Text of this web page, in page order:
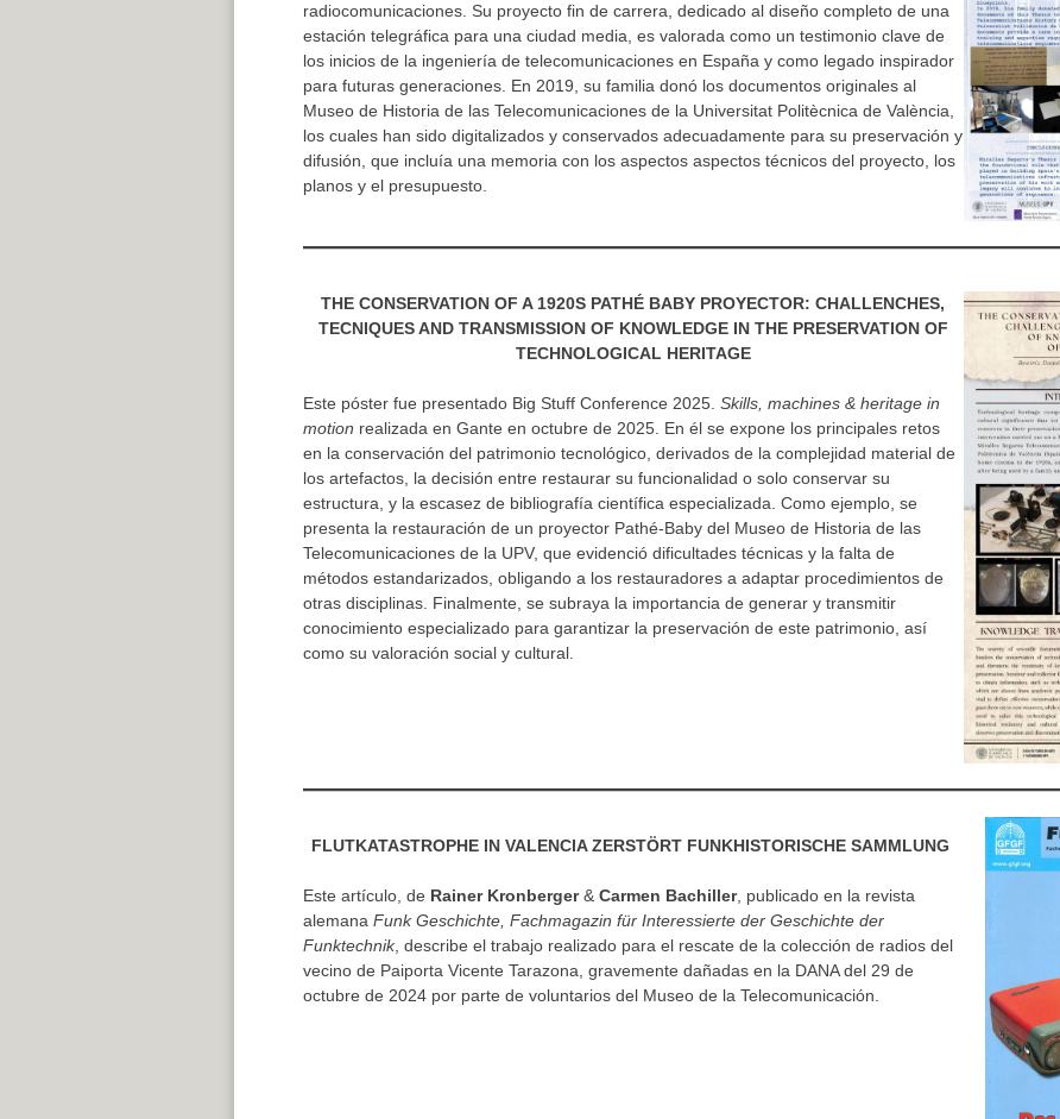
radiocomunicaciones. Su proyecto fin de carrera, dedicado al diseño completo de una
estación telegráfica para una ciudad media, es valorada como un testimonio clave de
los inicios de la ingeniería de telecomunicaciones en España y como legado inspirador
para futuras generaciones. En 2019, su familia donó los documentos originales al
Museo de Historia de las Telecomunicaciones de la Universitat Politècnica de València,
los cuales han sido digitalizados y conservados adecuadamente para su preservación y
difusión, que incluía una memoria con los aspectos aspectos técnicos del proyecto, los
planos y el presupuesto.
THE CONSERVATION OF A 1920S PATHÉ BABY PROYECTOR: CHALLENCHES,
TECNIQUES AND TRANSMISSION OF KNOWLEDGE IN THE PRESERVATION OF
TECHNOLOGICAL HERITAGE
Este póster fue presentado Big Stuff Conference 2025. Skills, machines & heritage in
motion realizada en Gante en octubre de 2025. En él se expone los principales retos
en la conservación del patrimonio tecnológico, derivados de la complejidad material de
los artefactos, la decisión entre restaurar su funcionalidad o solo conservar su
estructura, y la escasez de bibliografía científica especializada. Como ejemplo, se
presenta la restauración de un proyector Pathé-Baby del Museo de Historia de las
Telecomunicaciones de la UPV, que evidenció dificultades técnicas y la falta de
métodos estandarizados, obligando a los restauradores a adaptar procedimientos de
otras disciplinas. Finalmente, se subraya la importancia de generar y transmitir
conocimiento especializado para garantizar la preservación de este patrimonio, así
como su valoración social y cultural.
FLUTKATASTROPHE IN VALENCIA ZERSTÖRT FUNKHISTORISCHE SAMMLUNG
Este artículo, de Rainer Kronberger& Carmen Bachiller, publicado en la revista
alemana Funk Geschichte, Fachmagazin für Interessierte der Geschichte der
Funktechnik, describe el trabajo realizado para el rescate de la colección de radios del
vecino de Paiporta Vicente Tarazona, gravemente dañadas en la DANA del 29 de
octubre de 2024 por parte de voluntarios del Museo de la Telecomunicación.